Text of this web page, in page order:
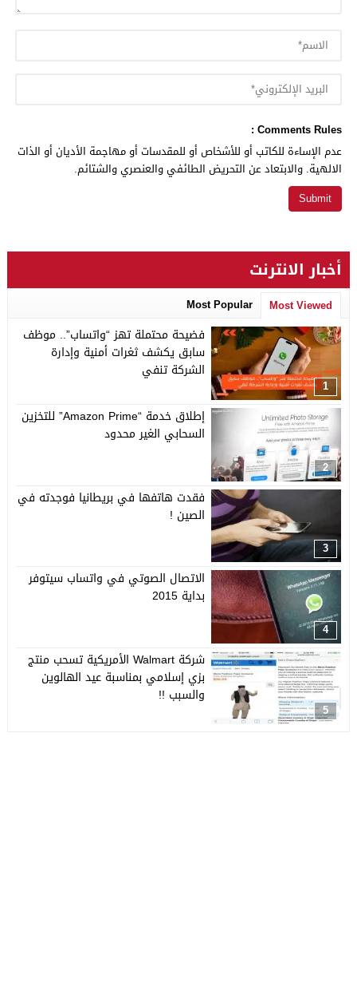
Comments Rules :
عدم الإساءة للكاتب أو للأشخاص أو للمقدسات أو مهاجمة الأديان أو الذات
الالهية. والابتعاد عن التحريض الطائفي والعنصري والشتائم.
أخبار الانترنت
Most Viewed
Most Popular
1
فضيحة محتملة تهز “واتساب”.. موظف
سابق يكشف ثغرات أمنية وإدارة
الشركة تنفي
2
إطلاق خدمة “Amazon Prime” للتخزين
السحابي الغير محدود
3
فقدت هاتفها في بريطانيا فوجدته في
الصين !
4
الاتصال الصوتي في واتساب سيتوفر
بداية 2015
5
شركة Walmart الأمريكية تسحب منتج
بزي إسلامي بمناسبة عيد الهالوين
والسبب !!